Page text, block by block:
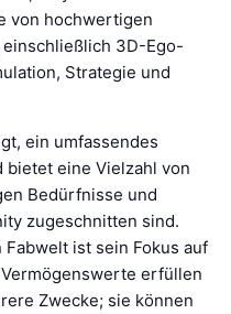
von hochwertigen
3D-Ego-
Strategie und
ein umfassendes
eine Vielzahl von
Bedürfnisse und
zugeschnitten sind.
ist sein Fokus auf
erfüllen
Zwecke; sie können